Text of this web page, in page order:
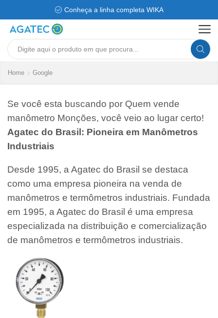
Conheça a linha completa WIKA
Search
Home Google
Se você esta buscando por Quem vende
manômetro Monções, você veio ao lugar certo!
Agatec do Brasil: Pioneira em Manômetros
Industriais
Desde 1995, a Agatec do Brasil se destaca
como uma empresa pioneira na venda de
manômetros e termômetros industriais. Fundada
em 1995, a Agatec do Brasil é uma empresa
especializada na distribuição e comercialização
de manômetros e termômetros industriais.